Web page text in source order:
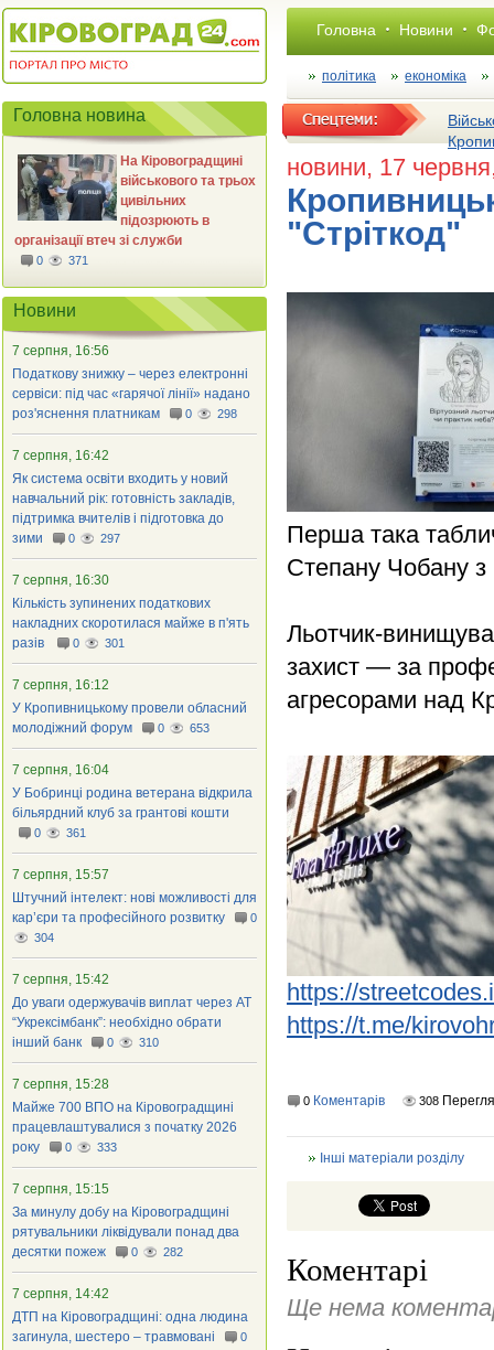
Головна Новини
політика економіка
новини, 17
"Стріткод"
Перша така
Степану Чобану
Льотчик-
захист — за
агресорами над
https://
https://t.me/
0 Коментарів 308
Інші матеріали розділу
Коментарі
Ще нема
Головна новина
На Кіровоградщині
військового та трьох
цивільних
підозрюють в
організації втеч зі служби
0 371
Новини
7 серпня, 16:56
Податкову знижку – через електронні
сервіси: під час «гарячої лінії» надано
роз'яснення платникам
0 298
7 серпня, 16:42
Як система освіти входить у новий
навчальний рік: готовність закладів,
підтримка вчителів і підготовка до
зими
0 297
7 серпня, 16:30
Кількість зупинених податкових
накладних скоротилася майже в п'ять
разів
0 301
7 серпня, 16:12
У Кропивницькому провели обласний
молодіжний форум
0 653
7 серпня, 16:04
У Бобринці родина ветерана відкрила
більярдний клуб за грантові кошти
0 361
7 серпня, 15:57
Штучний інтелект: нові можливості для
кар’єри та професійного розвитку
0
304
7 серпня, 15:42
До уваги одержувачів виплат через АТ
“Укрексімбанк”: необхідно обрати
інший банк
0 310
7 серпня, 15:28
Майже 700 ВПО на Кіровоградщині
працевлаштувалися з початку 2026
року
0 333
7 серпня, 15:15
За минулу добу на Кіровоградщині
рятувальники ліквідували понад два
десятки пожеж
0 282
7 серпня, 14:42
ДТП на Кіровоградщині: одна людина
загинула, шестеро – травмовані
0